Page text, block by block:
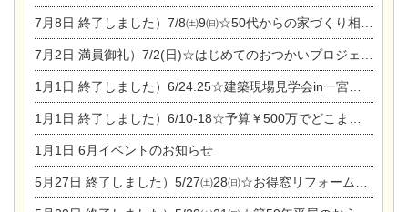
7月8日 終了しました）7/8㈯9㈰☆50代からの家づくり相談会
7月2日 満員御礼）7/2(日)☆はじめてのおつかいプロジェクト
1月1日 終了しました）6/24.25☆建築現場見学会in一宮市木曽川町
1月1日 終了しました）6/10-18☆予算￥500万でどこまでできるの？リフォーム相談会
1月1日 6月イベントのお知らせ
5月27日 終了しました）5/27㈯28㈰☆お得窓リフォーム個別相談会